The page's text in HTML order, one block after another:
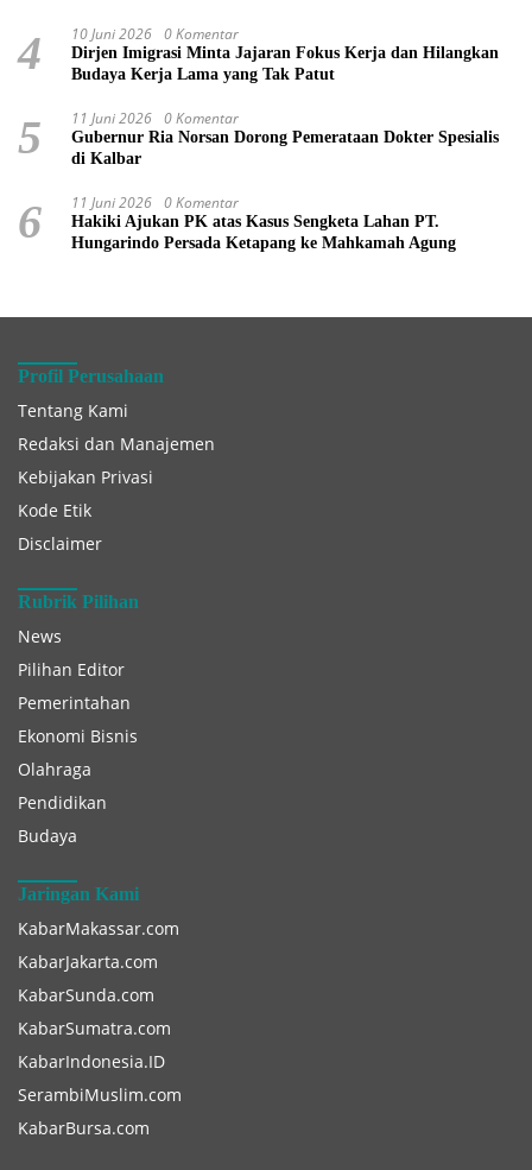
4 10 Juni 2026 0 Komentar
Dirjen Imigrasi Minta Jajaran Fokus Kerja dan Hilangkan
Budaya Kerja Lama yang Tak Patut
5 11 Juni 2026 0 Komentar
Gubernur Ria Norsan Dorong Pemerataan Dokter Spesialis
di Kalbar
6 11 Juni 2026 0 Komentar
Hakiki Ajukan PK atas Kasus Sengketa Lahan PT.
Hungarindo Persada Ketapang ke Mahkamah Agung
Profil Perusahaan
Tentang Kami
Redaksi dan Manajemen
Kebijakan Privasi
Kode Etik
Disclaimer
Rubrik Pilihan
News
Pilihan Editor
Pemerintahan
Ekonomi Bisnis
Olahraga
Pendidikan
Budaya
Jaringan Kami
KabarMakassar.com
KabarJakarta.com
KabarSunda.com
KabarSumatra.com
KabarIndonesia.ID
SerambiMuslim.com
KabarBursa.com